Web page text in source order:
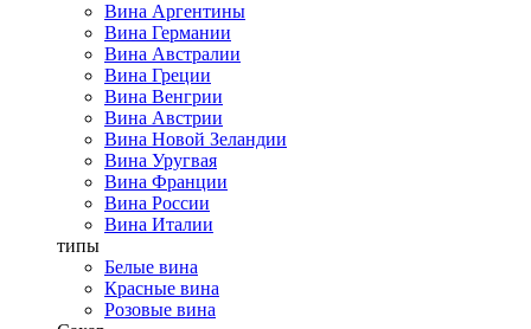
Вина Аргентины
Вина Германии
Вина Австралии
Вина Греции
Вина Венгрии
Вина Австрии
Вина Новой Зеландии
Вина Уругвая
Вина Франции
Вина России
Вина Италии
типы
Белые вина
Красные вина
Розовые вина